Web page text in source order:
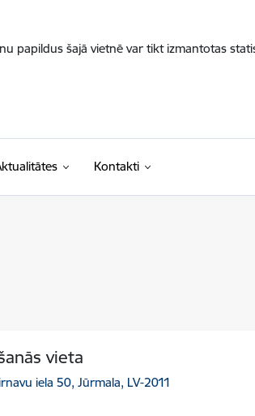
papildus šajā vietnē var tikt izmantotas
Kontakti
vieta
iela 50, Jūrmala, LV-2011